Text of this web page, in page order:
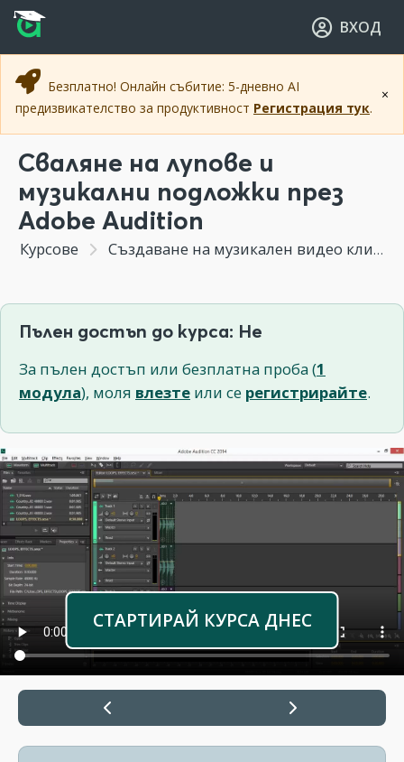
Прескочи към основното съдържание
Прескочи към навигацията
ВХОД
×
Безплатно! Онлайн събитие: 5-дневно AI
предизвикателство за продуктивност Регистрация тук.
Сваляне на лупове и
музикални подложки през
Adobe Audition
Курсове Създаване на музикален видео клип
Пълен достъп до курса: Не
За пълен достъп или безплатна проба (1
модула), моля влезте или се регистрирайте.
СТАРТИРАЙ КУРСА ДНЕС